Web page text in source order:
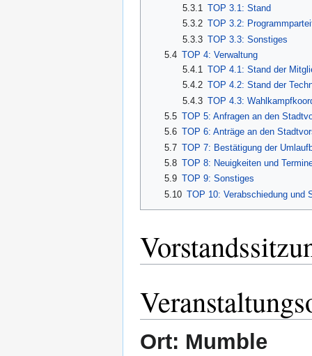
5.3.1 TOP 3.1: Stand
5.3.2 TOP 3.2:
5.3.3 TOP 3.3: Sonstiges
5.4 TOP 4: Verwaltung
5.4.1 TOP 4.1: Stand der
5.4.2 TOP 4.2: Stand der
5.4.3 TOP 4.3:
5.5 TOP 5: Anfragen an den
5.6 TOP 6: Anträge an den
5.7 TOP 7: Bestätigung der
5.8 TOP 8: Neuigkeiten und
5.9 TOP 9: Sonstiges
5.10 TOP 10: Verabschiedung und
Ort: Mumble